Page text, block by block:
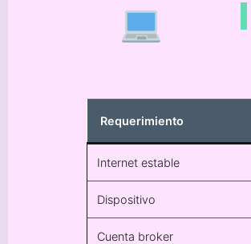
Requerimiento
Internet estable
Dispositivo
Cuenta broker